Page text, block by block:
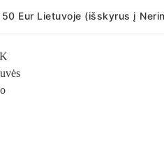
Eur Lietuvoje (išskyrus į